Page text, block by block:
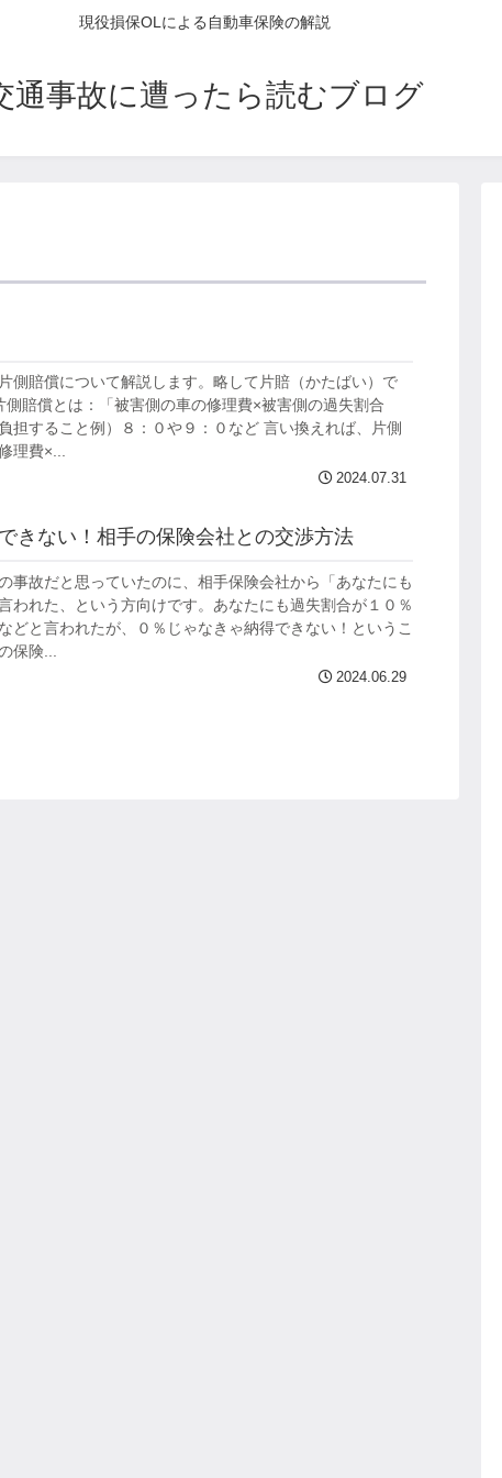
現役損保OLによる自動車保険の解説
通事故に遭ったら読むブログ
側賠償について解説します。略して片賠（かたばい）で
側賠償とは：「被害側の車の修理費×被害側の過失割合
担すること例）８：０や９：０など 言い換えれば、片側
理費×...
2024.07.31
きない！相手の保険会社との交渉方法
事故だと思っていたのに、相手保険会社から「あなたにも
われた、という方向けです。あなたにも過失割合が１０％
どと言われたが、０％じゃなきゃ納得できない！というこ
保険...
2024.06.29